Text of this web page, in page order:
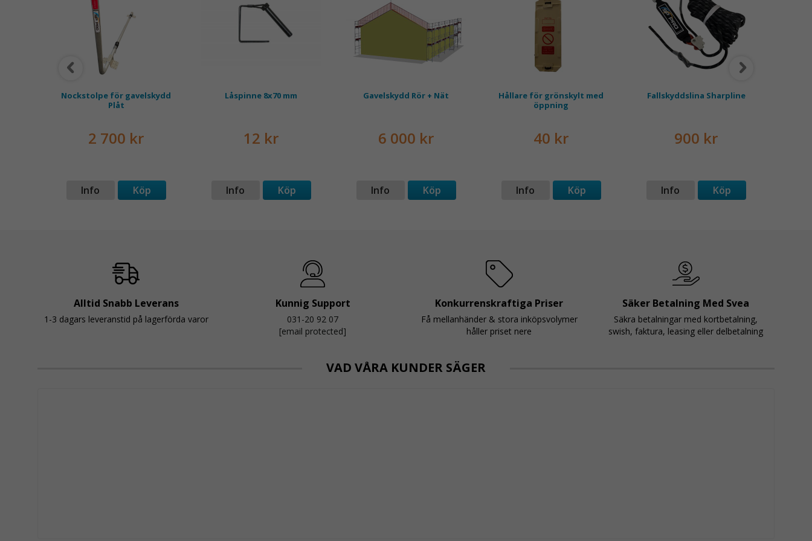
Nockstolpe för gavelskydd
Plåt
2 700 kr
Info Köp
Låspinne 8x70 mm
12 kr
Info Köp
Gavelskydd Rör + Nät
6 000 kr
Info Köp
Hållare för grönskylt med
öppning
40 kr
Info Köp
Fallskyddslina Sharpline
900 kr
Info Köp
Alltid Snabb Leverans
1-3 dagars leveranstid på lagerförda varor
Kunnig Support
031-20 92 07
[email protected]
Konkurrenskraftiga Priser
Få mellanhänder & stora inköpsvolymer
håller priset nere
Säker Betalning Med Svea
Säkra betalningar med kortbetalning,
swish, faktura, leasing eller delbetalning
VAD VÅRA KUNDER SÄGER